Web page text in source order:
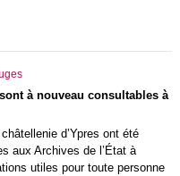
à nouveau consultables à
d’Ypres ont été
aux Archives de l’État à
utiles pour toute personne